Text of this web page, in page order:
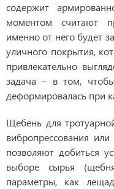
содержит
моментом считают
именно от него будет
уличного покрытия,
привлекательно
задача – в том,
деформировалась при
Щебень для
вибропрессования
позволяют добиться
выборе сырья
параметры, как